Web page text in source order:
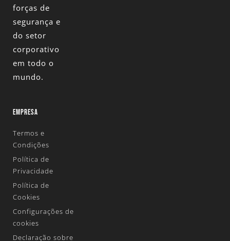
forças de
segurança e
do setor
corporativo
em todo o
mundo.
EMPRESA
Termos e
Condições
Política de
Privacidade
Política de
Cookies
Configurações de
cookies
Declaração sobre